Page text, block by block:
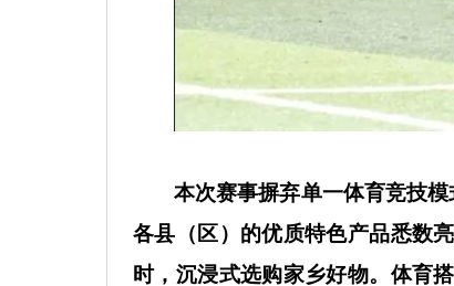
本次赛事摒弃单一体育竞技
各县（区）的优质特色产品悉数
时，沉浸式选购家乡好物。体育